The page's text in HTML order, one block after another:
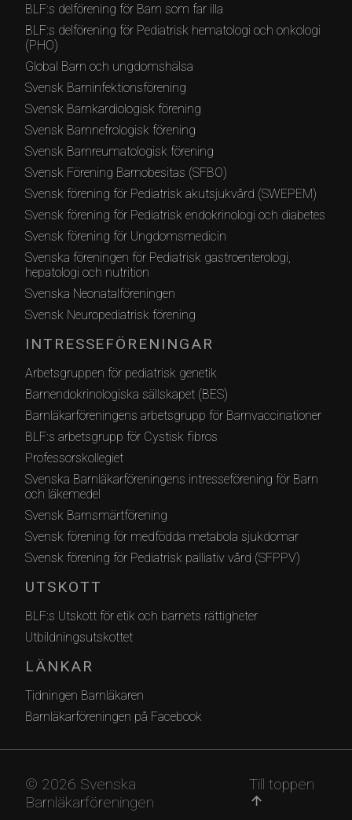
BLF:s delförening för Barn som far illa
BLF:s delförening för Pediatrisk hematologi och onkologi
(PHO)
Global Barn och ungdomshälsa
Svensk Barninfektionsförening
Svensk Barnkardiologisk förening
Svensk Barnnefrologisk förening
Svensk Barnreumatologisk förening
Svensk Förening Barnobesitas (SFBO)
Svensk förening för Pediatrisk akutsjukvård (SWEPEM)
Svensk förening för Pediatrisk endokrinologi och diabetes
Svensk förening för Ungdomsmedicin
Svenska föreningen för Pediatrisk gastroenterologi,
hepatologi och nutrition
Svenska Neonatalföreningen
Svensk Neuropediatrisk förening
INTRESSEFÖRENINGAR
Arbetsgruppen för pediatrisk genetik
Barnendokrinologiska sällskapet (BES)
Barnläkarföreningens arbetsgrupp för Barnvaccinationer
BLF:s arbetsgrupp för Cystisk fibros
Professorskollegiet
Svenska Barnläkarföreningens intresseförening för Barn
och läkemedel
Svensk Barnsmärtförening
Svensk förening för medfödda metabola sjukdomar
Svensk förening för Pediatrisk palliativ vård (SFPPV)
UTSKOTT
BLF:s Utskott för etik och barnets rättigheter
Utbildningsutskottet
LÄNKAR
Tidningen Barnläkaren
Barnläkarföreningen på Facebook
© 2026 Svenska
Barnläkarföreningen
Till toppen
arrow_upward